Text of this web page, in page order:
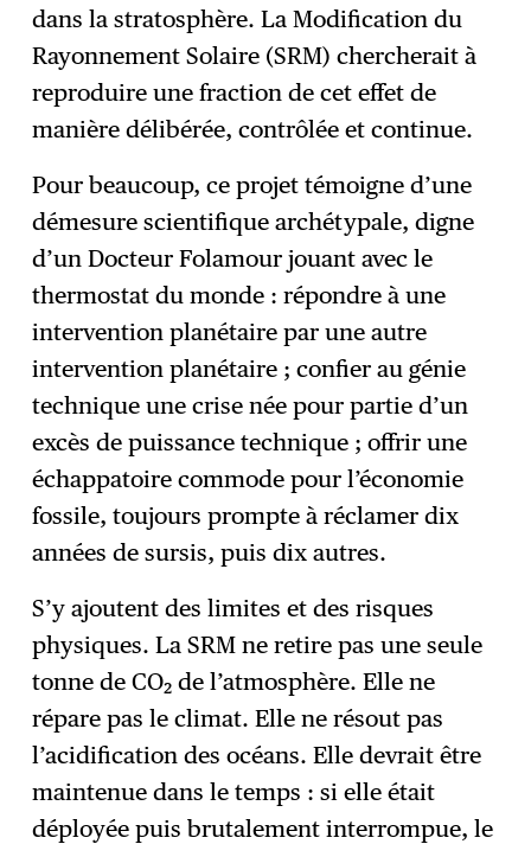
dans la stratosphère. La Modification du
Rayonnement Solaire (SRM) chercherait à
reproduire une fraction de cet effet de
manière délibérée, contrôlée et continue.
Pour beaucoup, ce projet témoigne d’une
démesure scientifique archétypale, digne
d’un Docteur Folamour jouant avec le
thermostat du monde : répondre à une
intervention planétaire par une autre
intervention planétaire ; confier au génie
technique une crise née pour partie d’un
excès de puissance technique ; offrir une
échappatoire commode pour l’économie
fossile, toujours prompte à réclamer dix
années de sursis, puis dix autres.
S’y ajoutent des limites et des risques
physiques. La SRM ne retire pas une seule
tonne de CO₂ de l’atmosphère. Elle ne
répare pas le climat. Elle ne résout pas
l’acidification des océans. Elle devrait être
maintenue dans le temps : si elle était
déployée puis brutalement interrompue, le